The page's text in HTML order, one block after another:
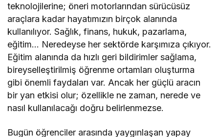
teknolojilerine; öneri motorlarından sürücüsüz
araçlara kadar hayatımızın birçok alanında
kullanılıyor. Sağlık, finans, hukuk, pazarlama,
eğitim… Neredeyse her sektörde karşımıza çıkıyor.
Eğitim alanında da hızlı geri bildirimler sağlama,
bireyselleştirilmiş öğrenme ortamları oluşturma
gibi önemli faydaları var. Ancak her güçlü aracın
bir yan etkisi olur; özellikle ne zaman, nerede ve
nasıl kullanılacağı doğru belirlenmezse.
Bugün öğrenciler arasında yaygınlaşan yapay